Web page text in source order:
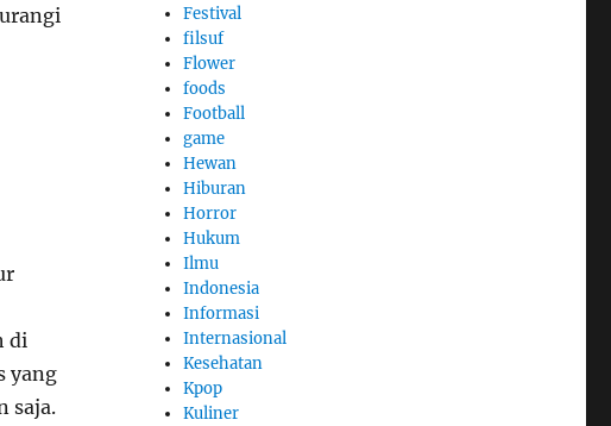
di
yang
saja.
Festival
filsuf
Flower
foods
Football
game
Hewan
Hiburan
Horror
Hukum
Ilmu
Indonesia
Informasi
Internasional
Kesehatan
Kpop
Kuliner